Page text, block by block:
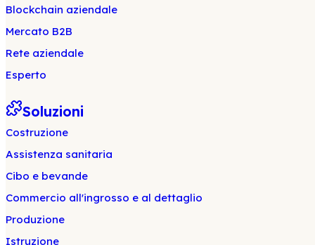
Blockchain aziendale
Mercato B2B
Rete aziendale
Esperto
Soluzioni
Costruzione
Assistenza sanitaria
Cibo e bevande
Commercio all'ingrosso e al dettaglio
Produzione
Istruzione